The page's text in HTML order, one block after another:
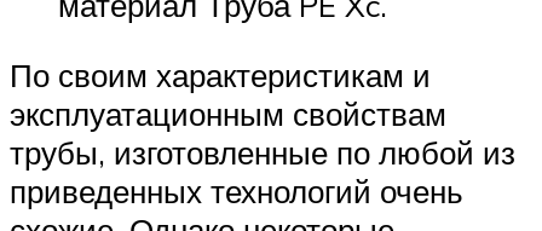
По своим характеристикам и
эксплуатационным свойствам
трубы, изготовленные по любой из
приведенных технологий очень